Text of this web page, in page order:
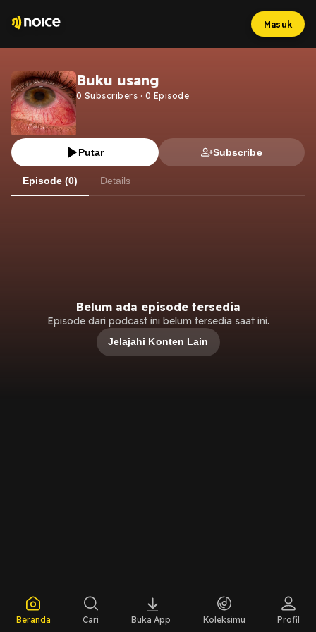
Masuk
Buku usang
0 Subscribers · 0 Episode
Putar Subscribe
Episode (0) Details
Belum ada episode tersedia
Episode dari podcast ini belum tersedia saat ini.
Jelajahi Konten Lain
Beranda Cari Buka App Koleksimu Profil